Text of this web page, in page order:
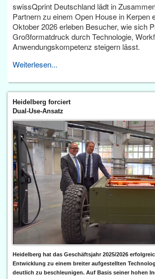
swissQprint Deutschland lädt in
Partnern zu einem Open House in Kerpen
Oktober 2026 erleben Besucher, wie sich
Großformatdruck durch Technologie,
Anwendungskompetenz steigern lässt.
Weiterlesen...
Heidelberg forciert
Dual-Use-Ansatz
Heidelberg hat das Geschäftsjahr 2025/2026
Entwicklung zu einem breiter aufgestellten
deutlich zu beschleunigen. Auf Basis seiner hohen